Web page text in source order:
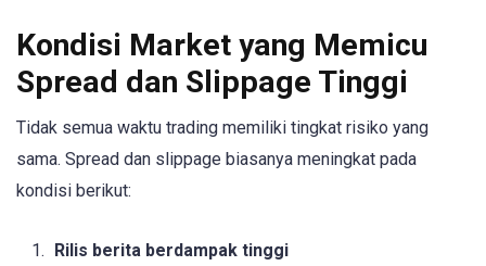
Kondisi Market yang Memicu
Spread dan Slippage Tinggi
Tidak semua waktu trading memiliki tingkat risiko yang
sama. Spread dan slippage biasanya meningkat pada
kondisi berikut:
Rilis berita berdampak tinggi